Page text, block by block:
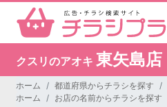
クスリのアオキ 東矢島店
ホーム 都道府県からチラシを探す
ホーム
お店の名前からチラシを探す